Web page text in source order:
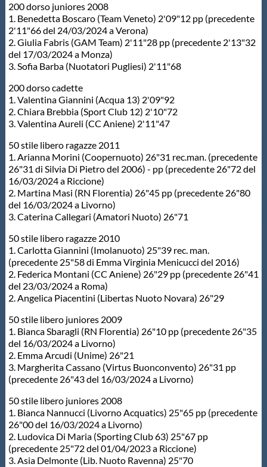
200 dorso juniores 2008
1. Benedetta Boscaro (Team Veneto) 2'09"12 pp (precedente
2'11"66 del 24/03/2024 a Verona)
2. Giulia Fabris (GAM Team) 2'11"28 pp (precedente 2'13"32
del 17/03/2024 a Monza)
3. Sofia Barba (Nuotatori Pugliesi) 2'11"68
200 dorso cadette
1. Valentina Giannini (Acqua 13) 2'09"92
2. Chiara Brebbia (Sport Club 12) 2'10"72
3. Valentina Aureli (CC Aniene) 2'11"47
50 stile libero ragazze 2011
1. Arianna Morini (Coopernuoto) 26"31 rec.man. (precedente
26"31 di Silvia Di Pietro del 2006) - pp (precedente 26"72 del
16/03/2024 a Riccione)
2. Martina Masi (RN Florentia) 26"45 pp (precedente 26"80
del 16/03/2024 a Livorno)
3. Caterina Callegari (Amatori Nuoto) 26"71
50 stile libero ragazze 2010
1. Carlotta Giannini (Imolanuoto) 25"39 rec. man.
(precedente 25"58 di Emma Virginia Menicucci del 2016)
2. Federica Montani (CC Aniene) 26"29 pp (precedente 26"41
del 23/03/2024 a Roma)
2. Angelica Piacentini (Libertas Nuoto Novara) 26"29
50 stile libero juniores 2009
1. Bianca Sbaragli (RN Florentia) 26"10 pp (precedente 26"35
del 16/03/2024 a Livorno)
2. Emma Arcudi (Unime) 26"21
3. Margherita Cassano (Virtus Buonconvento) 26"31 pp
(precedente 26"43 del 16/03/2024 a Livorno)
50 stile libero juniores 2008
1. Bianca Nannucci (Livorno Acquatics) 25"65 pp (precedente
26"00 del 16/03/2024 a Livorno)
2. Ludovica Di Maria (Sporting Club 63) 25"67 pp
(precedente 25"72 del 01/04/2023 a Riccione)
3. Asia Delmonte (Lib. Nuoto Ravenna) 25"70